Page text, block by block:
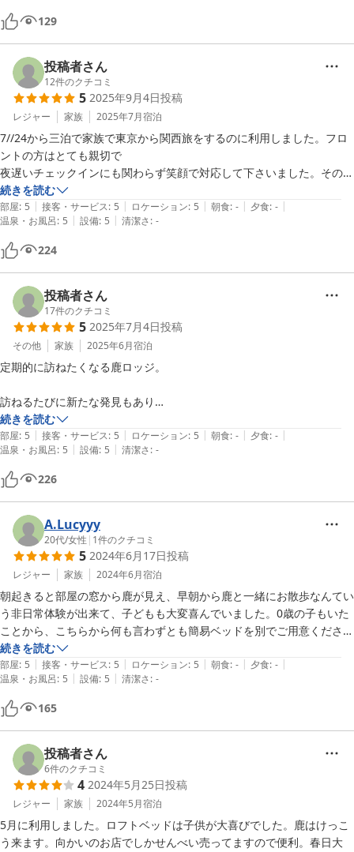
129
投稿者さん
12件のクチコミ
5 2025年9月4日投稿
レジャー 家族 2025年7月宿泊
7//24から三泊で家族で東京から関西旅をするのに利用しました。フロ
ントの方はとても親切で
夜遅いチェックインにも関わらず笑顔で対応して下さいました。その笑
顔に癒されました。そして部屋のお風呂が最高！！47都道府県 旅しで
きましたがここのお風呂ほどいいお風呂はありませんでした。ミニキッ
チンも使いやすく助かりました。窓に遊びに来てくれる鹿たちもとて可
愛かった！！ 春日大社、東大寺徒歩圏内です。特に春日大社は朝の澄
んだ空気の中 散歩がてらにオススメです（すぐ着いてしまいますが(笑)
御朱印は8時からです）
続きを読む
部屋: 5 | 接客・サービス: 5 | ロケーション: 5 | 朝食: - | 夕食: - |
温泉・お風呂: 5 | 設備: 5 | 清潔さ: -
224
投稿者さん
17件のクチコミ
5 2025年7月4日投稿
その他 家族 2025年6月宿泊
定期的に訪ねたくなる鹿ロッジ。
訪ねるたびに新たな発見もあり
本当に毎回、快適に過ごすことができます。
部屋の水回りも綺麗に掃除もされていて感動ばかりです。
涼しい部屋に入って鹿を眺める午後のひと時。
気を抜くと窓から鹿が、こちらをジーッと見ている､､､時にはお鼻でノ
ックもしてくれる。
鹿好きには、本当に素晴らしい滞在になりました。
また、チェックアウト後に上のお店でジュースを購入したところ
宿泊者割引をしてくださりありがとうございました♪
すごい美味しいジュースでした。
次は食事もしたいと思います。
いつも1泊枠を狙うのでなかなか希望日が予約取れないのは悲しいです
が
なんとか頑張って、いつかは2泊してみたいと思っています。
また必ず泊まりに行きます。
続きを読む
部屋: 5 | 接客・サービス: 5 | ロケーション: 5 | 朝食: - | 夕食: - |
温泉・お風呂: 5 | 設備: 5 | 清潔さ: -
226
A.Lucyyy
20代/女性 | 1件のクチコミ
5 2024年6月17日投稿
レジャー 家族 2024年6月宿泊
朝起きると部屋の窓から鹿が見え、早朝から鹿と一緒にお散歩なんてい
う非日常体験が出来て、子どもも大変喜んでいました。0歳の子もいた
ことから、こちらから何も言わずとも簡易ベッドを別でご用意くださり
お気持ちが嬉しかったです。お風呂も広く清潔感があり安心でした。定
期的に利用させて頂きたいなと思っております。ありがとうございまし
た。
続きを読む
部屋: 5 | 接客・サービス: 5 | ロケーション: 5 | 朝食: - | 夕食: - |
温泉・お風呂: 5 | 設備: 5 | 清潔さ: -
165
投稿者さん
6件のクチコミ
4 2024年5月25日投稿
レジャー 家族 2024年5月宿泊
5月に利用しました。ロフトベッドは子供が大喜びでした。鹿はけっこ
う来ます。向かいのお店でしかせんべい売ってますので便利。春日大